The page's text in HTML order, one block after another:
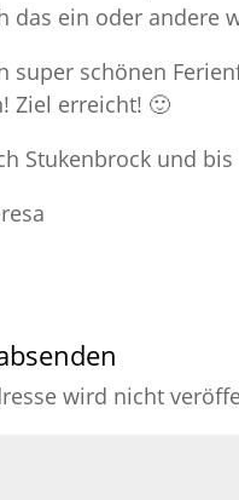
das ein oder andere
super schönen
Ziel erreicht! 🙂
Stukenbrock und
wird nicht